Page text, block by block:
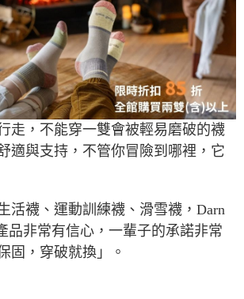
含以上)免運費
含以上)免運費
含以上)免運費
含以上)免運費
費買家自付，順豐交貨並收取運費) 查看運費
走，不能穿一雙會被輕易磨破的襪
適與支持，不管你冒險到哪裡，它
活襪、運動訓練襪、滑雪襪，Darn
品非常有信心，一輩子的承諾非常
固，穿破就換」。